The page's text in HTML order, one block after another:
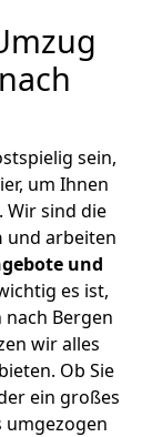
sein,
um Ihnen
Wir sind die
und arbeiten
und
es ist,
Bergen
wir alles
Ob Sie
ein großes
umgezogen